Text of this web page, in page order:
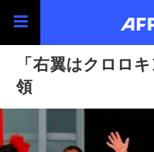
「右翼はクロロ
領